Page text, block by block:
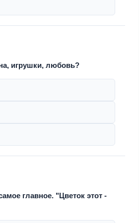
игрушки, любовь?
главное. "Цветок этот -